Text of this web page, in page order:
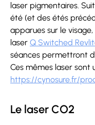
laser pigmentaires.
été (et des étés
apparues sur le
laser Q Switched
séances permettront
Ces mêmes laser sont
https://cynosure.fr/
Le laser CO2